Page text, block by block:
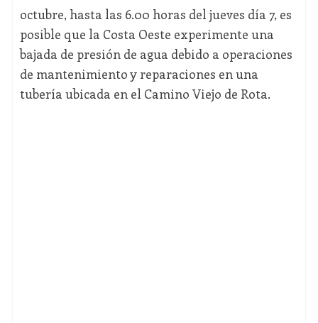
octubre, hasta las 6.00 horas del jueves día 7, es
posible que la Costa Oeste experimente una
bajada de presión de agua debido a operaciones
de mantenimiento y reparaciones en una
tubería ubicada en el Camino Viejo de Rota.